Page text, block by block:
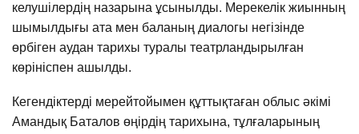
келушілердің назарына ұсынылды. Мерекелік жиынның
шымылдығы ата мен баланың диалогы негізінде
өрбіген аудан тарихы туралы театрландырылған
көрініспен ашылды.
Кегендіктерді мерейтойымен құттықтаған облыс әкімі
Амандық Баталов өңірдің тарихына, тұлғаларының